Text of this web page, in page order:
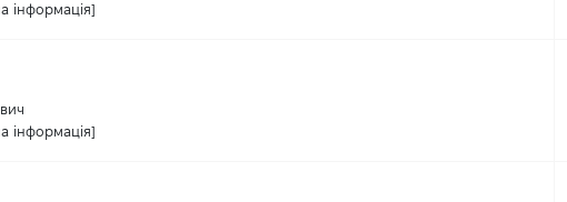
інформація]
інформація]